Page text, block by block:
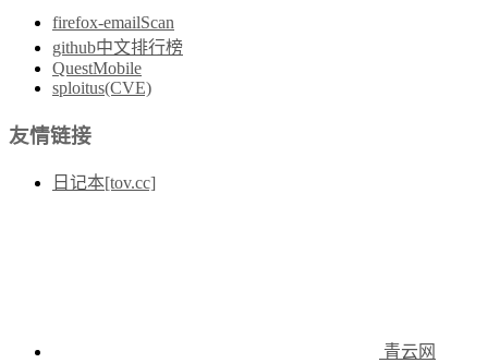
firefox-emailScan
github中文排行榜
QuestMobile
sploitus(CVE)
友情链接
日记本[tov.cc]
青云网